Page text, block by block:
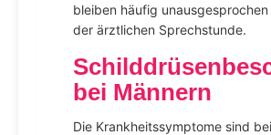
bleiben häufig unausgesprochen
der ärztlichen Sprechstunde.
bei Männern
Die Krankheitssymptome sind